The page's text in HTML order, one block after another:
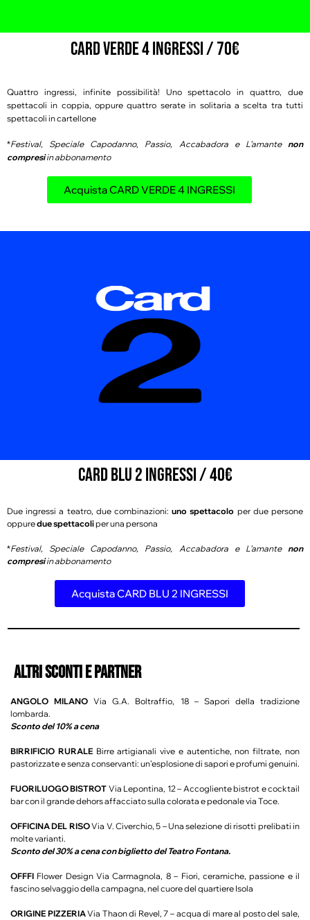
CARD VERDE 4 INGRESSI / 70€
Quattro ingressi, infinite possibilità! Uno spettacolo in quattro, due
spettacoli in coppia, oppure quattro serate in solitaria a scelta tra tutti
spettacoli in cartellone
*Festival, Speciale Capodanno, Passio, Accabadora e L’amante non
compresiin abbonamento
Acquista CARD VERDE 4 INGRESSI
CARD BLU 2 INGRESSI / 40€
Due ingressi a teatro, due combinazioni:uno spettacolo per due persone
oppuredue spettacoliper una persona
*Festival, Speciale Capodanno, Passio, Accabadora e L’amante non
compresiin abbonamento
Acquista CARD BLU 2 INGRESSI
ALTRI SCONTI E PARTNER
ANGOLO MILANO Via G.A. Boltraffio, 18 – Sapori della tradizione
lombarda.
Sconto del 10% a cena
BIRRIFICIO RURALEBirre artigianali vive e autentiche, non filtrate, non
pastorizzate e senza conservanti: un’esplosione di sapori e profumi genuini.
FUORILUOGO BISTROT Via Lepontina, 12 – Accogliente bistrot e cocktail
bar con il grande dehors affacciato sulla colorata e pedonale via Toce.
OFFICINA DEL RISOVia V. Civerchio, 5 – Una selezione di risotti prelibati in
molte varianti.
Sconto del 30% a cena con biglietto del Teatro Fontana.
OFFFI Flower Design Via Carmagnola, 8 – Fiori, ceramiche, passione e il
fascino selvaggio della campagna, nel cuore del quartiere Isola
ORIGINE PIZZERIAVia Thaon di Revel, 7 – acqua di mare al posto del sale,